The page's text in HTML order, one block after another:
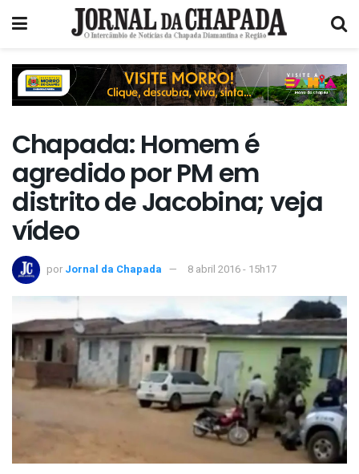
Chapada: Homem é
agredido por PM em
distrito de Jacobina; veja
vídeo
por Jornal da Chapada 8 abril 2016 - 15h17